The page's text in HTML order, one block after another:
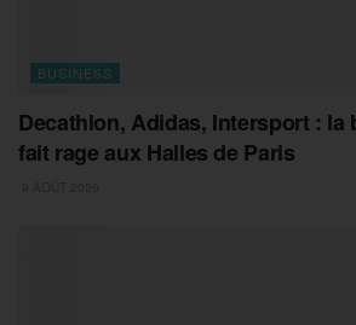
BUSINESS
Decathlon, Adidas, Intersport : la
fait rage aux Halles de Paris